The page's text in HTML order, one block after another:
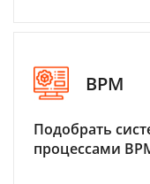
BPM
Подобрать
процессами